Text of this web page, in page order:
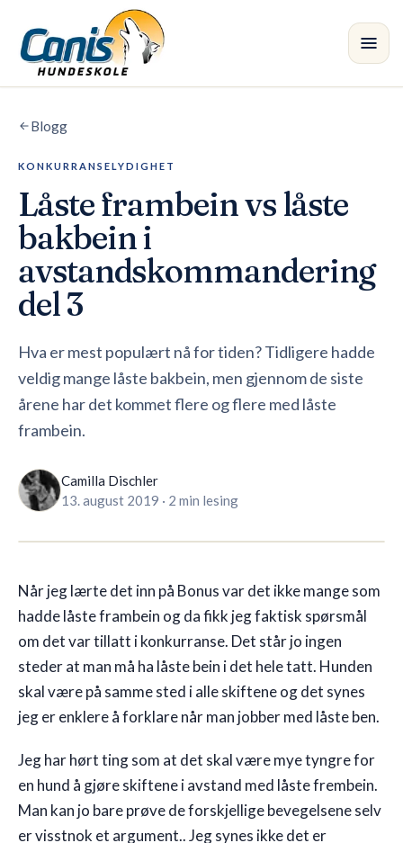
Skip to main content
Kurs
Instruktører
Butikk
Blogg
Blogg
KONKURRANSELYDIGHET
Låste frambein vs låste
bakbein i
avstandskommandering
del 3
Hva er mest populært nå for tiden? Tidligere hadde
veldig mange låste bakbein, men gjennom de siste
årene har det kommet flere og flere med låste
frambein.
Camilla Dischler
13. august 2019 · 2 min lesing
Når jeg lærte det inn på Bonus var det ikke mange som
hadde låste frambein og da fikk jeg faktisk spørsmål
om det var tillatt i konkurranse. Det står jo ingen
steder at man må ha låste bein i det hele tatt. Hunden
skal være på samme sted i alle skiftene og det synes
jeg er enklere å forklare når man jobber med låste ben.
Jeg har hørt ting som at det skal være mye tyngre for
en hund å gjøre skiftene i avstand med låste frembein.
Man kan jo bare prøve de forskjellige bevegelsene selv
er visstnok et argument.. Jeg synes ikke det er